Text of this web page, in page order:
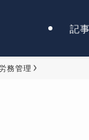
記
務管理